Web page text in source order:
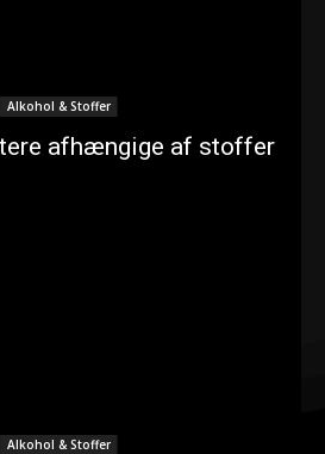
Alkohol & Stoffer
afhængige af stoffer
Alkohol & Stoffer